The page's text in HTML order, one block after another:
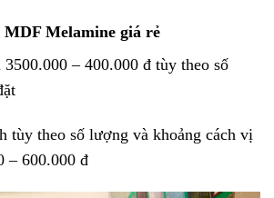
Melamine giá rẻ
– 400.000 đ tùy theo số
tùy theo số lượng và khoảng cách vị
– 600.000 đ